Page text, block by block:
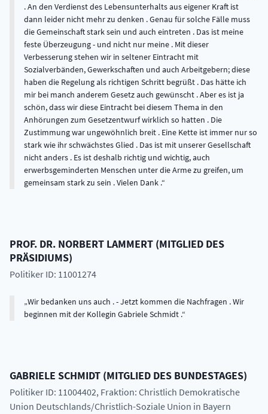
. An den Verdienst des Lebensunterhalts aus eigener Kraft ist
dann leider nicht mehr zu denken . Genau für solche Fälle muss
die Gemeinschaft stark sein und auch eintreten . Das ist meine
feste Überzeugung - und nicht nur meine . Mit dieser
Verbesserung stehen wir in seltener Eintracht mit
Sozialverbänden, Gewerkschaften und auch Arbeitgebern; diese
haben die Regelung als richtigen Schritt begrüßt . Das hätte ich
mir bei manch anderem Gesetz auch gewünscht . Aber es ist ja
schön, dass wir diese Eintracht bei diesem Thema in den
Anhörungen zum Gesetzentwurf wirklich so hatten . Die
Zustimmung war ungewöhnlich breit . Eine Kette ist immer nur so
stark wie ihr schwächstes Glied . Das ist mit unserer Gesellschaft
nicht anders . Es ist deshalb richtig und wichtig, auch
erwerbsgeminderten Menschen unter die Arme zu greifen, um
gemeinsam stark zu sein . Vielen Dank .
PROF. DR. NORBERT LAMMERT (MITGLIED DES
PRÄSIDIUMS)
Politiker ID: 11001274
Wir bedanken uns auch . - Jetzt kommen die Nachfragen . Wir
beginnen mit der Kollegin Gabriele Schmidt .
GABRIELE SCHMIDT (MITGLIED DES BUNDESTAGES)
Politiker ID: 11004402, Fraktion: Christlich Demokratische
Union Deutschlands/Christlich-Soziale Union in Bayern